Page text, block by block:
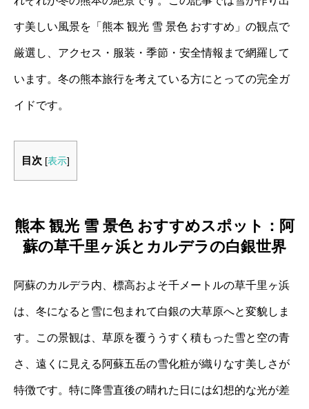
す美しい風景を「熊本 観光 雪 景色 おすすめ」の観点で
厳選し、アクセス・服装・季節・安全情報まで網羅して
います。冬の熊本旅行を考えている方にとっての完全ガ
イドです。
目次 [表示]
熊本 観光 雪 景色 おすすめスポット：阿
蘇の草千里ヶ浜とカルデラの白銀世界
阿蘇のカルデラ内、標高およそ千メートルの草千里ヶ浜
は、冬になると雪に包まれて白銀の大草原へと変貌しま
す。この景観は、草原を覆ううすく積もった雪と空の青
さ、遠くに見える阿蘇五岳の雪化粧が織りなす美しさが
特徴です。特に降雪直後の晴れた日には幻想的な光が差